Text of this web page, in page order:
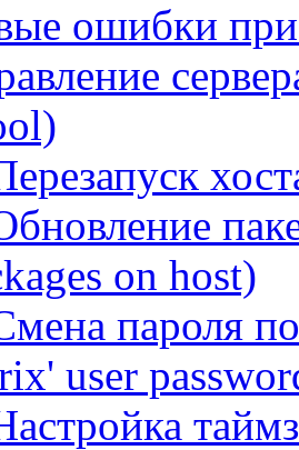
ошибки при
on host)
пароля
user